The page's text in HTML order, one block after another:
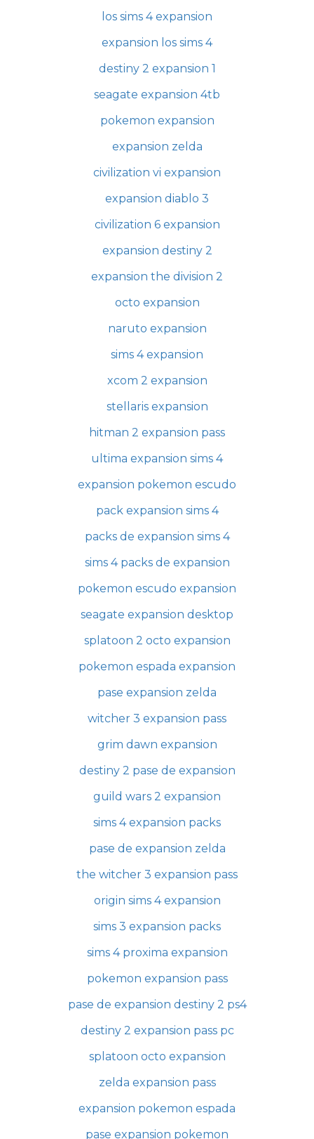
los sims 4 expansion
expansion los sims 4
destiny 2 expansion 1
seagate expansion 4tb
pokemon expansion
expansion zelda
civilization vi expansion
expansion diablo 3
civilization 6 expansion
expansion destiny 2
expansion the division 2
octo expansion
naruto expansion
sims 4 expansion
xcom 2 expansion
stellaris expansion
hitman 2 expansion pass
ultima expansion sims 4
expansion pokemon escudo
pack expansion sims 4
packs de expansion sims 4
sims 4 packs de expansion
pokemon escudo expansion
seagate expansion desktop
splatoon 2 octo expansion
pokemon espada expansion
pase expansion zelda
witcher 3 expansion pass
grim dawn expansion
destiny 2 pase de expansion
guild wars 2 expansion
sims 4 expansion packs
pase de expansion zelda
the witcher 3 expansion pass
origin sims 4 expansion
sims 3 expansion packs
sims 4 proxima expansion
pokemon expansion pass
pase de expansion destiny 2 ps4
destiny 2 expansion pass pc
splatoon octo expansion
zelda expansion pass
expansion pokemon espada
pase expansion pokemon